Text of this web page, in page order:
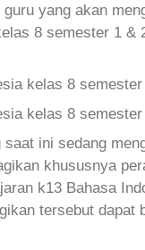
yang akan
8 semester 1 &
kelas 8
kelas 8
saat ini sedang
khususnya
k13 Bahasa
tersebut dapat